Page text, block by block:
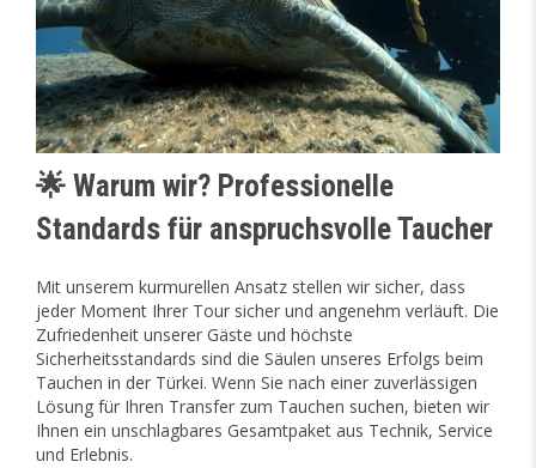
🌟 Warum wir? Professionelle
Standards für anspruchsvolle Taucher
Mit unserem kurmurellen Ansatz stellen wir sicher, dass
jeder Moment Ihrer Tour sicher und angenehm verläuft. Die
Zufriedenheit unserer Gäste und höchste
Sicherheitsstandards sind die Säulen unseres Erfolgs beim
Tauchen in der Türkei. Wenn Sie nach einer zuverlässigen
Lösung für Ihren Transfer zum Tauchen suchen, bieten wir
Ihnen ein unschlagbares Gesamtpaket aus Technik, Service
und Erlebnis.